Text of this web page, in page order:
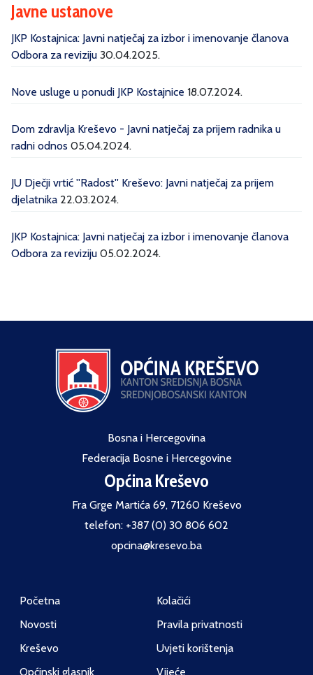
Javne ustanove
JKP Kostajnica: Javni natječaj za izbor i imenovanje članova
Odbora za reviziju 30.04.2025.
Nove usluge u ponudi JKP Kostajnice 18.07.2024.
Dom zdravlja Kreševo - Javni natječaj za prijem radnika u
radni odnos 05.04.2024.
JU Dječji vrtić ''Radost'' Kreševo: Javni natječaj za prijem
djelatnika 22.03.2024.
JKP Kostajnica: Javni natječaj za izbor i imenovanje članova
Odbora za reviziju 05.02.2024.
Bosna i Hercegovina
Federacija Bosne i Hercegovine
Općina Kreševo
Fra Grge Martića 69, 71260 Kreševo
telefon: +387 (0) 30 806 602
opcina@kresevo.ba
Početna
Novosti
Kreševo
Općinski glasnik
Kolačići
Pravila privatnosti
Uvjeti korištenja
Vijeće